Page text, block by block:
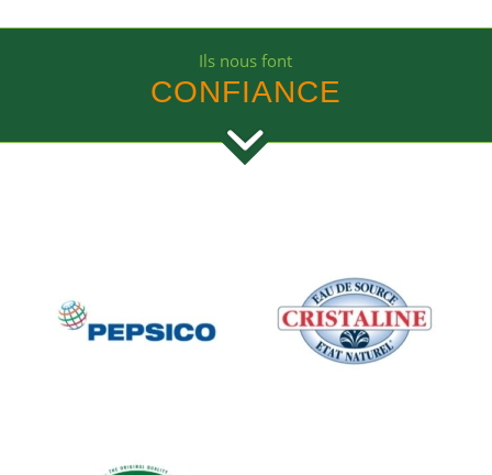
Ils nous font
CONFIANCE